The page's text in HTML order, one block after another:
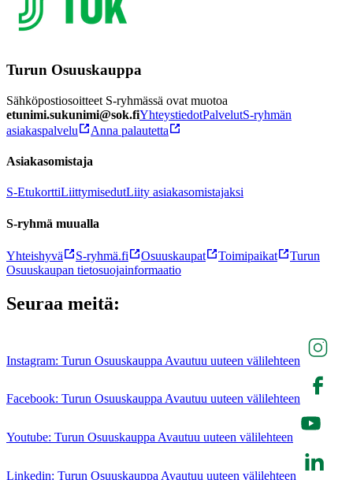
Turun Osuuskauppa
Sähköpostiosoitteet S-ryhmässä ovat muotoa
etunimi.sukunimi@sok.fiYhteystiedotPalvelutS-ryhmän
asiakaspalvelu
Anna palautetta
Asiakasomistaja
S-EtukorttiLiittymisedutLiity asiakasomistajaksi
S-ryhmä muualla
Yhteishyvä S-ryhmä.fi Osuuskaupat Toimipaikat
Turun
Osuuskaupan tietosuojainformaatio
Seuraa meitä:
Instagram: Turun Osuuskauppa Avautuu uuteen välilehteen
Facebook: Turun Osuuskauppa Avautuu uuteen välilehteen
Youtube: Turun Osuuskauppa Avautuu uuteen välilehteen
Linkedin: Turun Osuuskauppa Avautuu uuteen välilehteen